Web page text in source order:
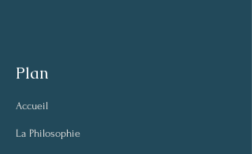
Plan
Accueil
La Philosophie